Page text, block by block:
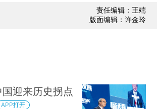
责任编辑：王端
版面编辑：许金玲
迎来历史拐点
APP打开